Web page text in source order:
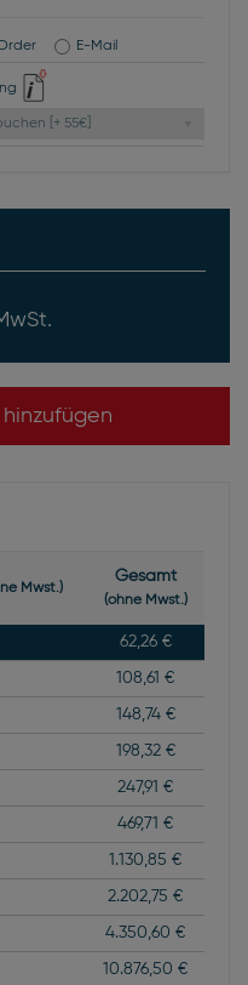
E-Mail
[+ 55€]
Mwst.)
Gesamt
(ohne Mwst.)
62,26 €
108,61 €
148,74 €
198,32 €
247,91 €
469,71 €
1.130,85 €
2.202,75 €
4.350,60 €
10.876,50 €